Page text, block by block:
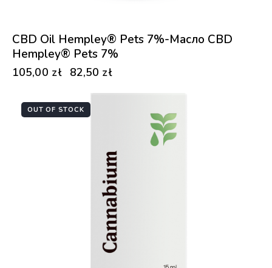
CBD Oil Hempley® Pets 7%-Масло CBD
Hempley® Pets 7%
105,00 zł 82,50 zł
OUT OF STOCK